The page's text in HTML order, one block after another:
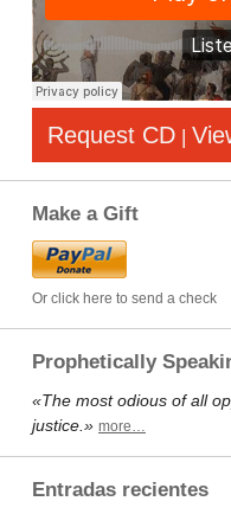
Request CD |
Make a Gift
Or click here to send a check
Prophetically
«The most odious of all
justice.» more…
Entradas recientes